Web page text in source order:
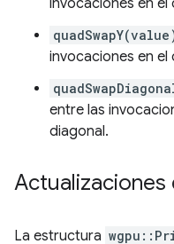
invocaciones en el
invocaciones en el
entre las
diagonal.
Actualizaciones
La estructura